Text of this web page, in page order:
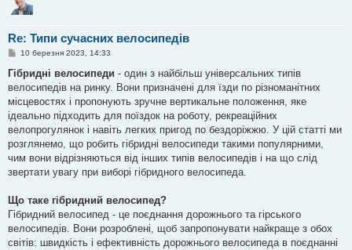
Re: Типи сучасних велосипедів
П
в
д
о
л
е
н
я
10 березня 2023, 14:33
Гібридні велосипеди - один з найбільш універсальних типів
велосипедів на ринку. Вони призначені для їзди по різноманітних
місцевостях і пропонують зручне вертикальне положення, яке
ідеально підходить для поїздок на роботу, рекреаційних
велопрогулянок і навіть легких пригод по бездоріжжю. У цій статті ми
розглянемо, що робить гібридні велосипеди такими популярними,
чим вони відрізняються від інших типів велосипедів і на що слід
звертати увагу при виборі гібридного велосипеда.
Що таке гібридний велосипед?
Гібридний велосипед - це поєднання дорожнього та гірського
велосипедів. Вони розроблені, щоб запропонувати найкраще з обох
світів: швидкість і ефективність дорожнього велосипеда в поєднанні